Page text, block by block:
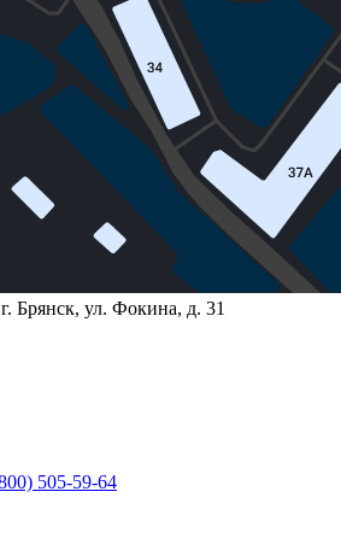
Брянск, ул. Фокина, д. 31
505-59-64